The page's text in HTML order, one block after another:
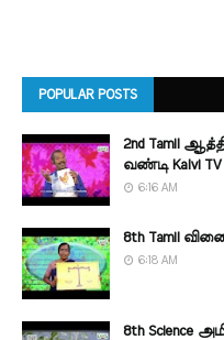
POPULAR POSTS
2nd Tamil
வண்டி Kalvi TV
6:16 AM
8th Tamil
6:18 AM
8th Science